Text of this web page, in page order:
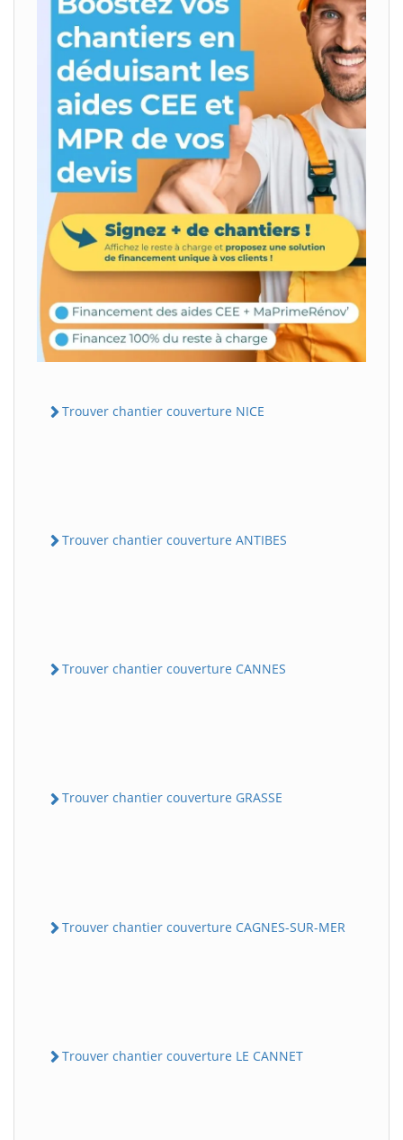
Trouver chantier couverture NICE
Trouver chantier couverture ANTIBES
Trouver chantier couverture CANNES
Trouver chantier couverture GRASSE
Trouver chantier couverture CAGNES-SUR-MER
Trouver chantier couverture LE CANNET